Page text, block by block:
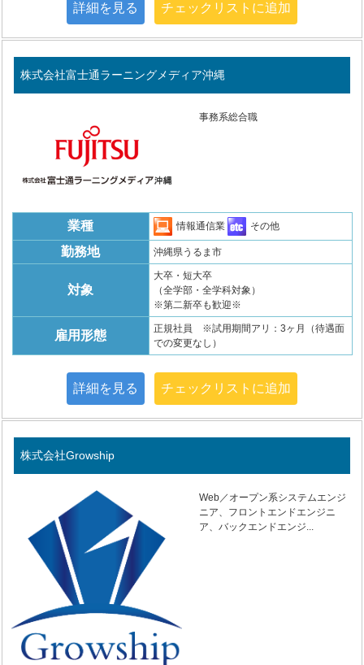
詳細を見る チェックリストに追加
株式会社富士通ラーニングメディア沖縄
事務系総合職
業種 情報通信業 その他
勤務地 沖縄県うるま市
対象
大卒・短大卒
（全学部・全学科対象）
※第二新卒も歓迎※
雇用形態
正規社員 ※試用期間アリ：3ヶ月（待遇面
での変更なし）
詳細を見る チェックリストに追加
株式会社Growship
Web／オープン系システムエンジ
ニア、フロントエンドエンジニ
ア、バックエンドエンジ...